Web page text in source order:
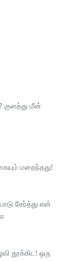
மீன்
மறைந்தது!
சேர்த்து என்
தூக்கிட! ஒரு